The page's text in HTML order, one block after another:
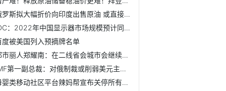
俄罗斯拟大幅折价向印度出售原油 或直接使用卢布及卢比结算
IDC：2022年中国显示器市场规模预计同比下降1.4% 电竞显示器...
度被美国列入预摘牌名单
都市丽人郑耀南：在二线省会城市会继续开店
IMF第一副总裁：对俄制裁或削弱美元主导地位
母婴类移动社区平台辣妈帮宣布关停所有业务